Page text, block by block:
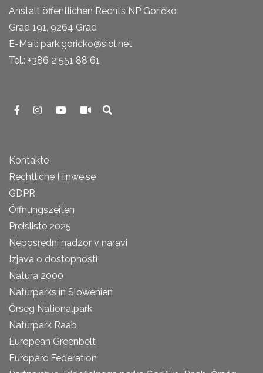
Anstalt öffentlichen Rechts NP Goričko
Grad 191, 9264 Grad
E-Mail: park.goricko@siol.net
Tel.: +386 2 551 88 61
Kontakte
Rechtliche Hinweise
GDPR
Öffnungszeiten
Preisliste 2025
Neposredni nadzor v naravi
Izjava o dostopnosti
Natura 2000
Naturparks in Slowenien
Őrseg Nationalpark
Naturpark Raab
European Greenbelt
Europarc Federation